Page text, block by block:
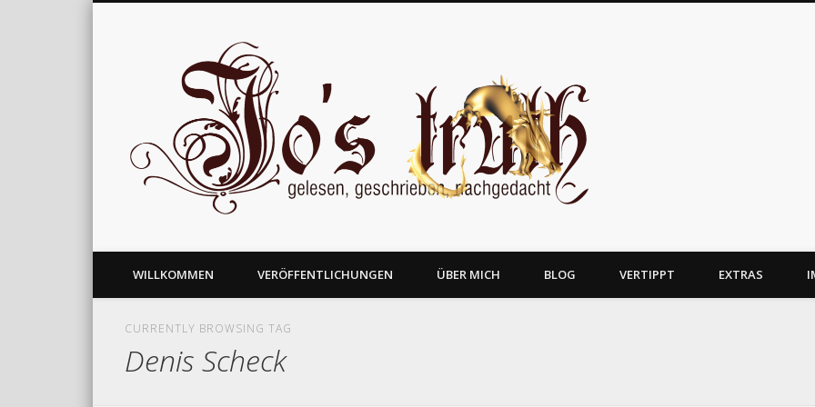
gelesen, geschrieben und nachgedacht
WILLKOMMEN VERÖFFENTLICHUNGEN ÜBER MICH BLOG VERTIPPT EXTRAS
CURRENTLY BROWSING TAG
Denis Scheck